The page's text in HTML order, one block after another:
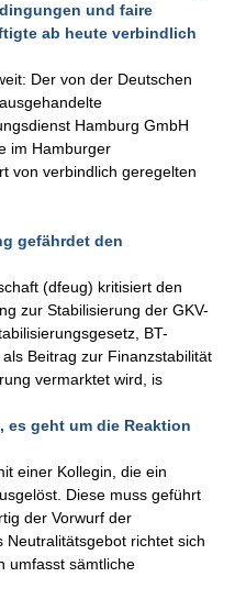
und faire
ab heute verbindlich
Der von der Deutschen
Hamburg GmbH
im Hamburger
von verbindlich geregelten
gefährdet den
(dfeug) kritisiert den
zur Stabilisierung der GKV-
BT-
Beitrag zur Finanzstabilität
vermarktet wird, is
geht um die Reaktion
einer Kollegin, die ein
Diese muss geführt
der Vorwurf der
Neutralitätsgebot richtet sich
umfasst sämtliche